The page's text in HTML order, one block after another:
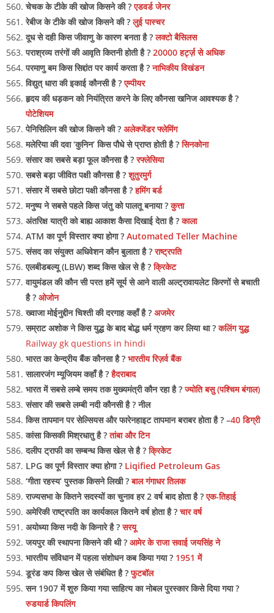
चेचक के टीके की खोज किसने की ?एडवर्ड जेनर
रेबीज के टीके की खोज किसने की ?लुई पास्चर
दूध से दही किस जीवाणु के कारण बनता है ?लक्टो बैसिलस
पराश्रव्य तरंगों की आवृति कितनी होती है ?20000 हर्ट्ज़ से अधिक
परमाणु बम किस सिद्दांत पर कार्य करता है ?नाभिकीय विखंडन
विद्युत् धारा की इकाई कौनसी है ?एम्पीयर
हृदय की धड़कन को नियंत्रित करने के लिए कौनसा खनिज आवश्यक है ?
पोटेशियम
पेनिसिलिन की खोज किसने की ? अलेक्जेंडर फ्लेमिंग
मलेरिया की दवा ‘कुनिन’ किस पौधे से प्राप्त होती है ?सिनकोना
संसार का सबसे बड़ा फूल कौनसा है ?रफ्लेसिया
सबसे बड़ा जीवित पक्षी कौनसा है ?शुतुरमुर्ग
संसार में सबसे छोटा पक्षी कौनसा है ?हमिंग बर्ड
मनुष्य ने सबसे पहले किस जंतु को पालतू बनाया ?कुत्ता
अंतरिक्ष यात्री को बाह्य आकाश कैसा दिखाई देता है ?काला
ATM का पूर्ण विस्तार क्या होगा ?Automated Teller Machine
संसद का संयुक्त अधिवेशन कौन बुलाता है ?राष्ट्रपति
एलबीडबल्यू (LBW) शब्द किस खेल से है ?क्रिकेट
वायुमंडल की कौन सी परत हमें सूर्य से आने वाली अल्ट्रावायलेट किरणों से बचाती
है ?ओजोन
ख्वाजा मोईनुद्दीन चिश्ती की दरगाह कहाँ है ?अजमेर
सम्राट अशोक ने किस युद्ध के बाद बोद्ध धर्म ग्रहण कर लिया था ?कलिंग युद्ध
Railway gk questions in hindi
भारत का केन्द्रीय बैंक कौनसा है ?भारतीय रिज़र्व बैंक
सालारजंग म्यूजियम कहाँ है ?हैदराबाद
भारत में सबसे लम्बे समय तक मुख्यमंत्री कौन रहा है ?ज्योति बसु (पश्चिम बंगाल)
संसार की सबसे लम्बी नदी कौनसी है ? नील
किस तापमान पर सेल्सियस और फारेनहाइट तापमान बराबर होता है ? –40 डिग्री
कांसा किसकी मिश्रधातु है ?तांबा और टिन
दलीप ट्राफी का सम्बन्ध किस खेल से है ?क्रिकेट
LPG का पूर्ण विस्तार क्या होगा ? Liqified Petroleum Gas
‘गीता रहस्य’ पुस्तक किसने लिखी ?बाल गंगाधर तिलक
राज्यसभा के कितने सदस्यों का चुनाव हर 2 वर्ष बाद होता है ?एक-तिहाई
अमेरिकी राष्ट्रपति का कार्यकाल कितने वर्ष होता है ?चार वर्ष
अयोध्या किस नदी के किनारे है ?सरयू
जयपुर की स्थापना किसने की थी ?आमेर के राजा सवाई जयसिंह ने
भारतीय संविधान में पहला संशोधन कब किया गया ? 1951 में
डूरंड कप किस खेल से संबंधित है ?फुटबॉल
सन 1907 में शुरु किया गया साहित्य का नोबल पुरस्कार किसे दिया गया ?
रुडयार्ड किपलिंग